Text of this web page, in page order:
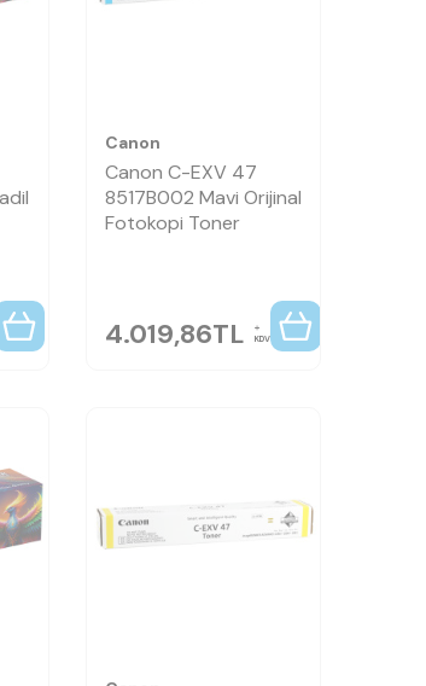
Canon
Canon C-EXV 47
8517B002 Mavi Orijinal
Fotokopi Toner
4.019,86TL KDV